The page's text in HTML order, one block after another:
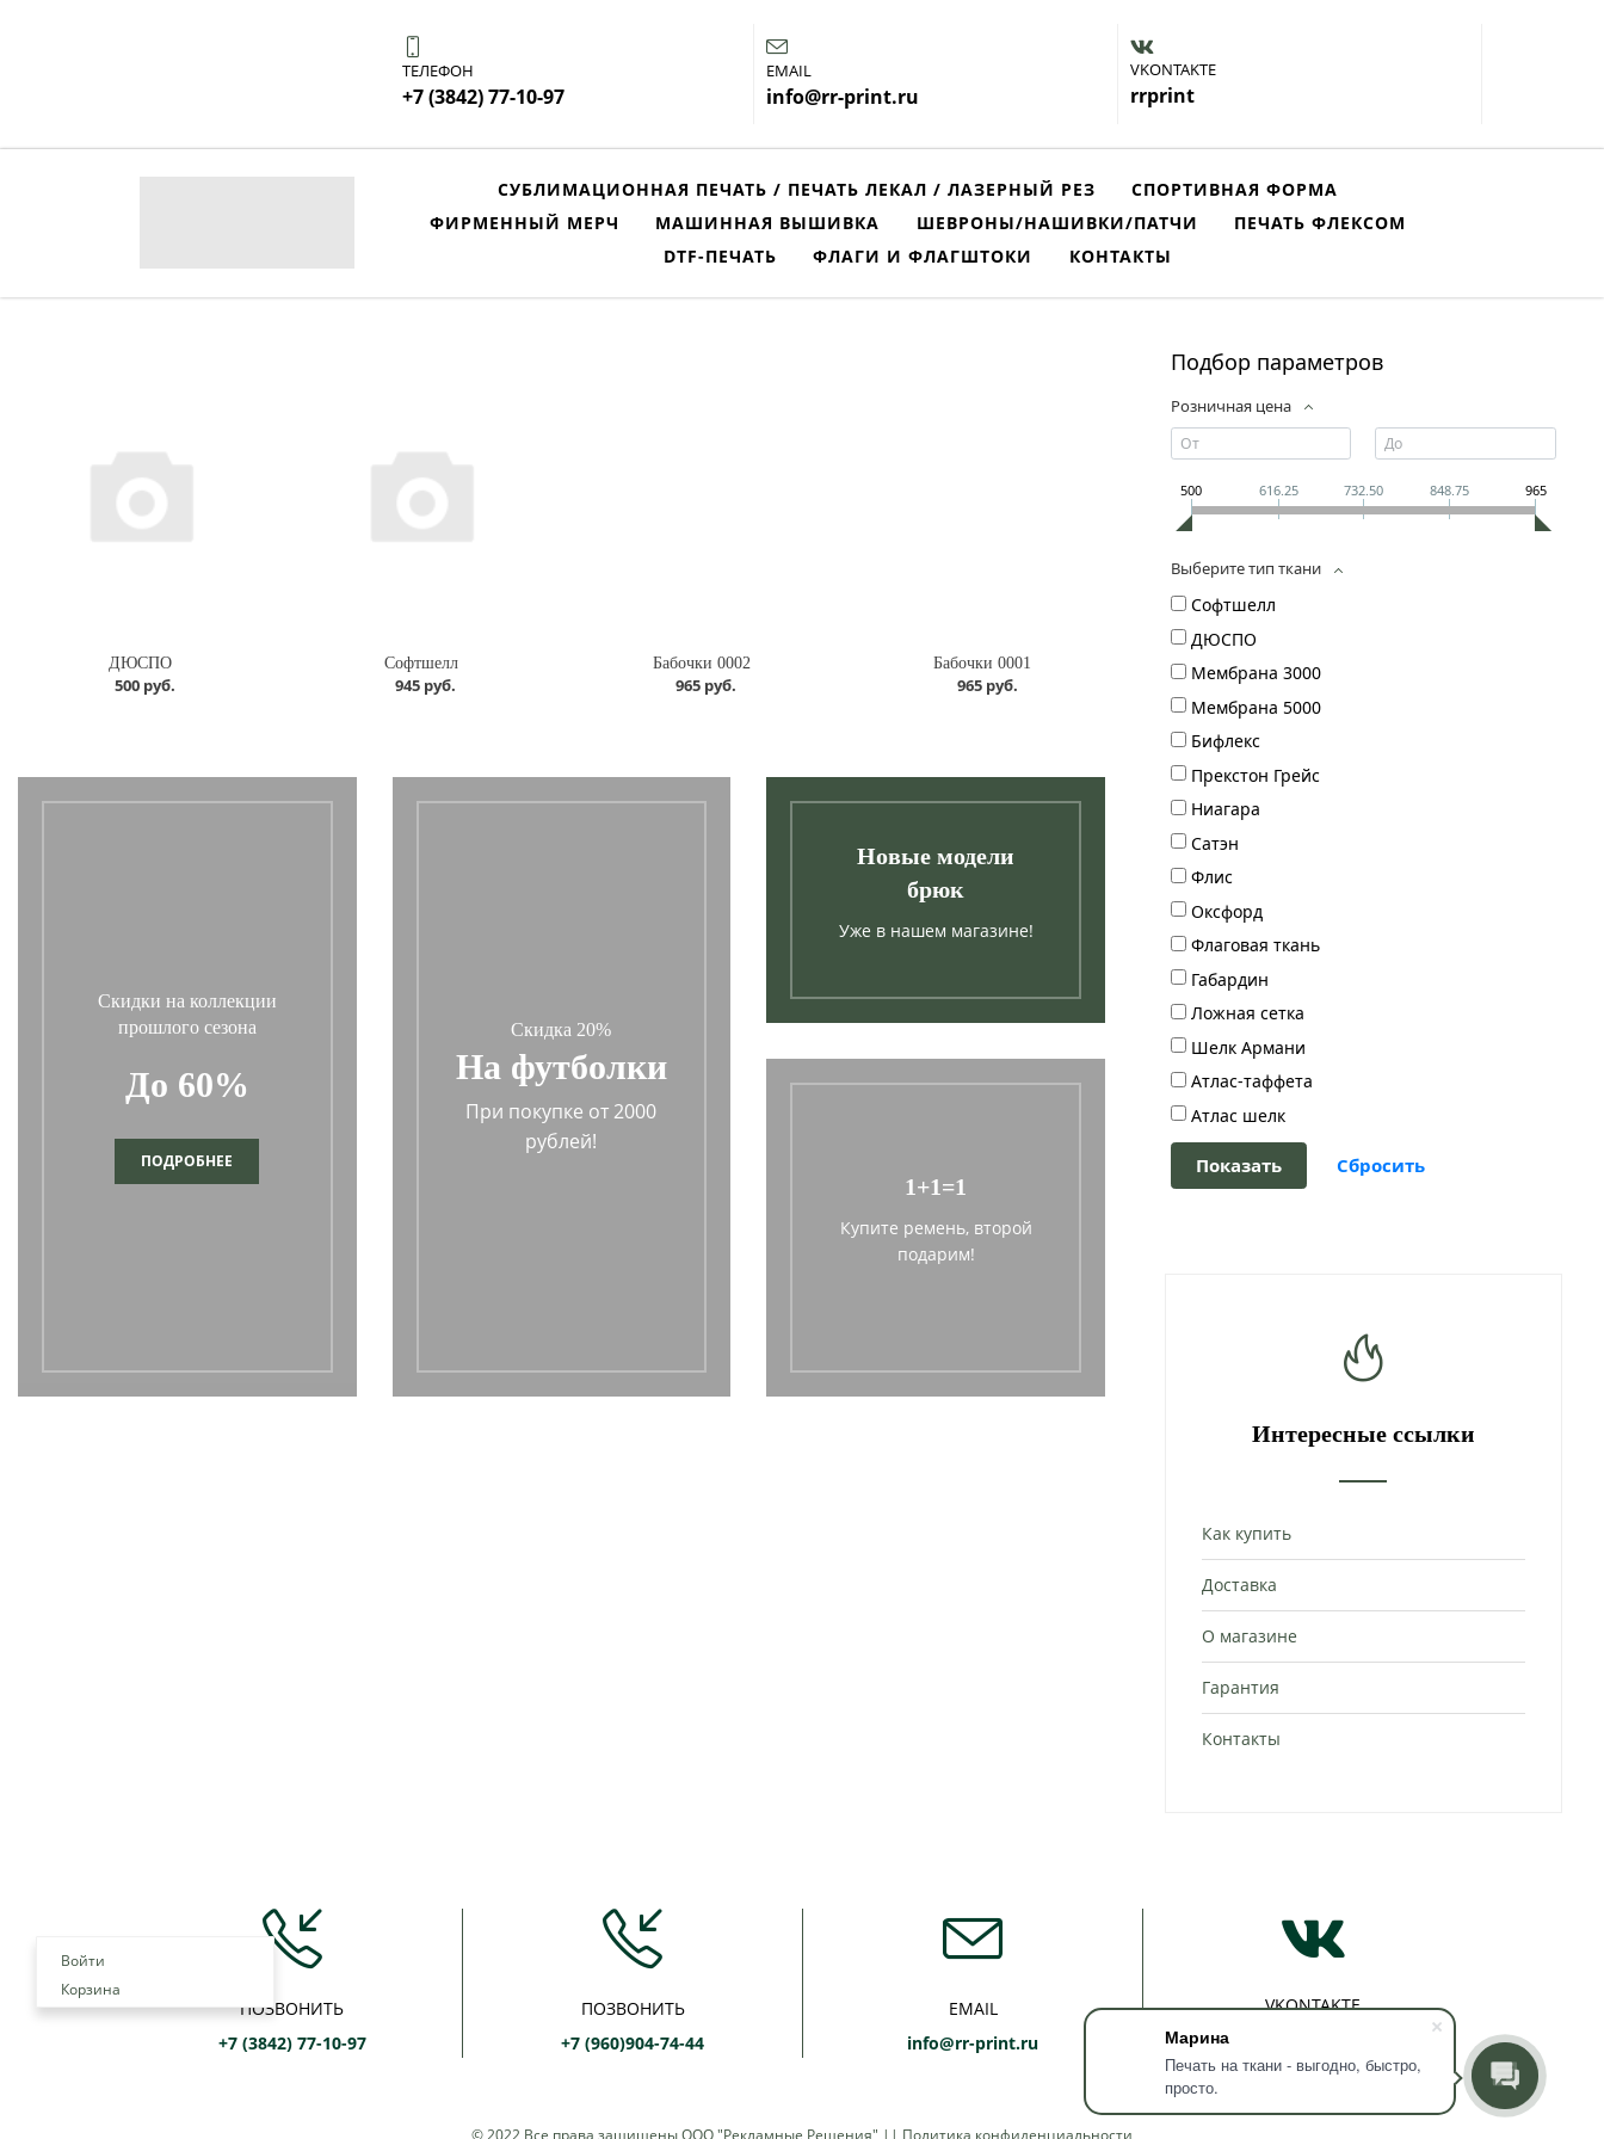
Марина
Печать на ткани - выгодно, быстро,
просто.
ТЕЛЕФОН
+7 (3842) 77-10-97
EMAIL
info@rr-print.ru
VKONTAKTE
rrprint
СУБЛИМАЦИОННАЯ ПЕЧАТЬ / ПЕЧАТЬ ЛЕКАЛ / ЛАЗЕРНЫЙ РЕЗ
СПОРТИВНАЯ ФОРМА
ФИРМЕННЫЙ МЕРЧ
МАШИННАЯ ВЫШИВКА ШЕВРОНЫ/НАШИВКИ/ПАТЧИ
ПЕЧАТЬ ФЛЕКСОМ
DTF-ПЕЧАТЬ
ФЛАГИ И ФЛАГШТОКИ КОНТАКТЫ
Подбор параметров
Розничная цена
500 616.25 732.50 848.75 965
Выберите тип ткани
Софтшелл
ДЮСПО
Мембрана 3000
Мембрана 5000
Бифлекс
Прекстон Грейс
Ниагара
Сатэн
Флис
Оксфорд
Флаговая ткань
Габардин
Ложная сетка
Шелк Армани
Атлас-таффета
Атлас шелк
Интересные ссылки
Как купить
Доставка
О магазине
Гарантия
Контакты
Войти
Корзина
ДЮСПО
500 руб.
Софтшелл
945 руб.
Бабочки 0002
965 руб.
Бабочки 0001
965 руб.
Скидки на коллекции
прошлого сезона
До 60%
ПОДРОБНЕЕ
Скидка 20%
На футболки
При покупке от 2000
рублей!
Новые модели
брюк
Уже в нашем магазине!
1+1=1
Купите ремень, второй
подарим!
ПОЗВОНИТЬ
+7 (3842) 77-10-97
ПОЗВОНИТЬ
+7 (960)904-74-44
EMAIL
info@rr-print.ru
VKONTAKTE